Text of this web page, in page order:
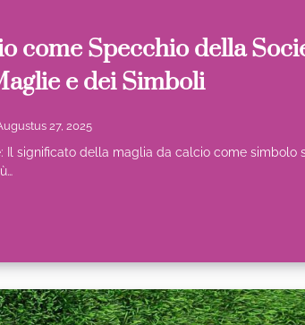
come Specchio della
e dei Simboli
27, 2025
Il significato della maglia da calcio come simbolo